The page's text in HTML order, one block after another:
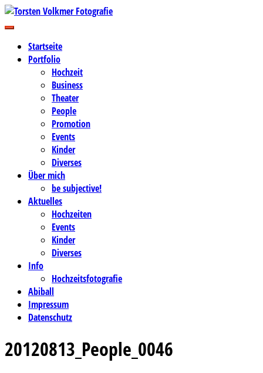
Zum
Inhalt
Torsten Volkmer Fotografie
Business-, Portrait- und Hochzeitsfotografie
Startseite
Portfolio
Hochzeit
Business
Theater
People
Promotion
Events
Kinder
Diverses
Über mich
be subjective!
Aktuelles
Hochzeiten
Events
Kinder
Diverses
Info
Hochzeitsfotografie
Abiball
Impressum
Datenschutz
20120813_People_0046